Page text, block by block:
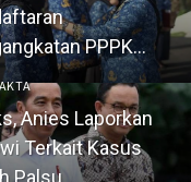
PPPK
Waktu 2026
Anies Laporkan
Terkait Kasus
Palsu